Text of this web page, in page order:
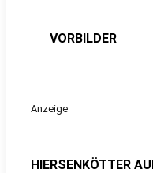
VORBILDER
Anzeige
HIERSENKÖTTER